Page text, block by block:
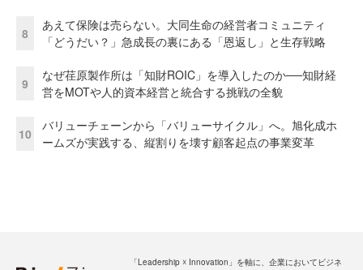
8
あえて保険は売らない。大同生命の経営者コミュニティ
「どうだい？」急成長の裏にある「恩返し」と生存戦略
9
なぜ荏原製作所は「知財ROIC」を導入したのか──知財経
営をMOTや人的資本経営と統合する挑戦の全貌
10
バリューチェーンから「バリューサイクル」へ。旭化成ホ
ームズが実践する、縦割りを壊す顧客起点の事業変革
「Leadership ☓ Innovation」を軸に、企業においてビジネ